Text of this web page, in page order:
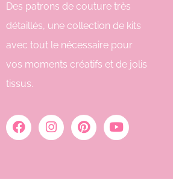
Des patrons de couture très
détaillés, une collection de kits
avec tout le nécessaire pour
vos moments créatifs et de jolis
tissus.